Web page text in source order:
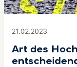
21.02.2023
Art des